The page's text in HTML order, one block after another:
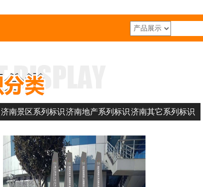
济南景区系列标识济南地产系列标识济南其它系列标识